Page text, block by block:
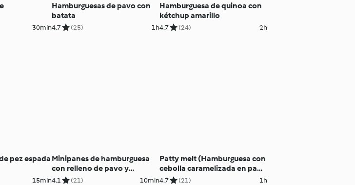
30min
Hamburguesas de pavo con
batata
4.7 (25) 1h
Hamburguesa de quinoa con
kétchup amarillo
4.7 (24) 2h
pez espada
15min
Minipanes de hamburguesa
con relleno de pavo y
manzana
4.1 (21) 10min
Patty melt (Hamburguesa con
cebolla caramelizada en pan
de centeno)
4.7 (21) 1h